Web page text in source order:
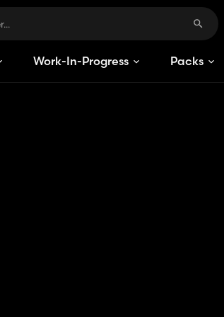
Work-In-Progress Packs